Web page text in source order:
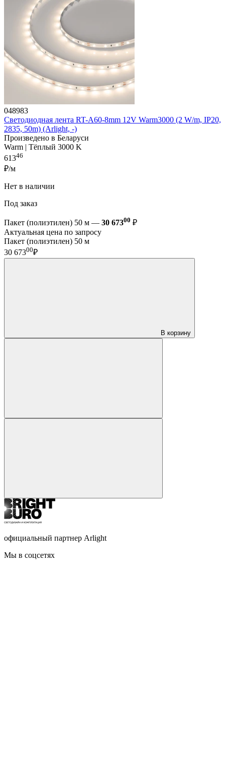
048983
Светодиодная лента RT-A60-8mm 12V Warm3000 (2 W/m, IP20,
2835, 50m) (Arlight, -)
Произведено в Беларуси
Warm | Тёплый 3000 K
61346
₽/м
Нет в наличии
Под заказ
Пакет (полиэтилен) 50 м — 30 67300 ₽
Актуальная цена по запросу
Пакет (полиэтилен) 50 м
30 67300₽
В корзину
официальный партнер Arlight
Мы в соцсетях